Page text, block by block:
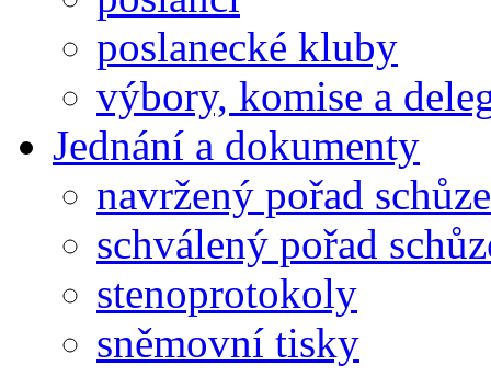
poslanecké kluby
výbory, komise a
Jednání a dokumenty
navržený pořad schůze
schválený pořad
stenoprotokoly
sněmovní tisky